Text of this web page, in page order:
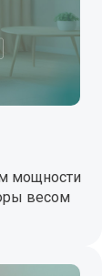
мощности
весом